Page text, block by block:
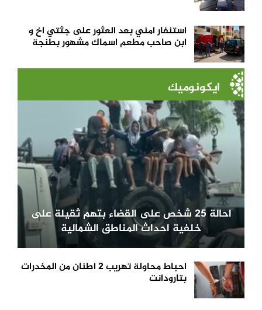
استنفار امني بعد العثور على جثتي اخ و
ابن صاحب مطعم اسماك مشهور بطنجة
ايكونوميك
احالة 25 شخص على القضاء بتهم ثقيلة على
خلفية احداث المناطق الشمالية
احباط محاولة تهريب 2 اطنان من المخدرات
بتارودانت